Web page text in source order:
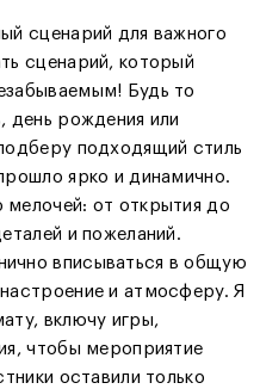
сценарий для важного
сценарий, который
Будь то
день рождения или
подходящий стиль
ярко и динамично.
от открытия до
и пожеланий.
вписываться в общую
и атмосферу. Я
включу игры,
чтобы мероприятие
оставили только